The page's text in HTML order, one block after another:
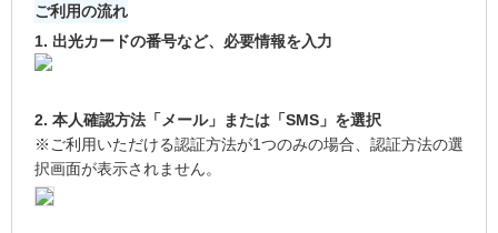
ご利用の流れ
1. 出光カードの番号など、必要情報を入力
2. 本人確認方法「メール」または「SMS」を選択
※ご利用いただける認証方法が1つのみの場合、認証方法の選
択画面が表示されません。